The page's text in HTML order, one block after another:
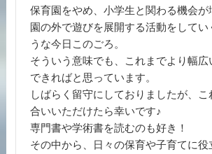
保育園をやめ、小学生と関わる機会が
園の外で遊びを展開する活動をしてい
うな今日このごろ。
そういう意味でも、これまでより幅広
できればと思っています。
しばらく留守にしておりましたが、こ
合いいただけたら幸いです♪
専門書や学術書を読むのも好き！
その中から、日々の保育や子育てに